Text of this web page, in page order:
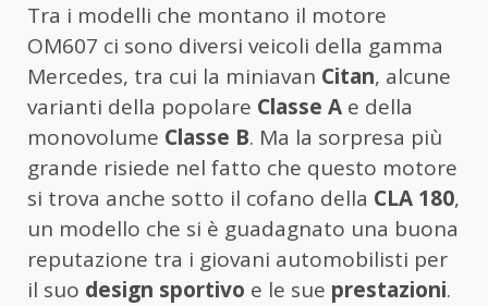
Tra i modelli che montano il motore
OM607 ci sono diversi veicoli della gamma
Mercedes, tra cui la miniavan Citan, alcune
varianti della popolare Classe A e della
monovolume Classe B. Ma la sorpresa più
grande risiede nel fatto che questo motore
si trova anche sotto il cofano della CLA 180,
un modello che si è guadagnato una buona
reputazione tra i giovani automobilisti per
il suo design sportivo e le sue prestazioni.